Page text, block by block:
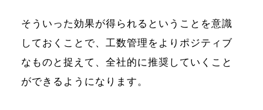
そういった効果が得られるということを意識
しておくことで、工数管理をよりポジティブ
なものと捉えて、全社的に推奨していくこと
ができるようになります。